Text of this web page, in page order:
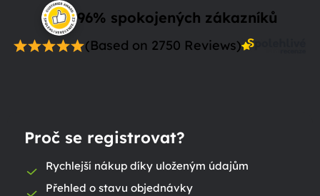
96% spokojených zákazníků
(Based on 2750 Reviews)
Proč se registrovat?
Rychlejší nákup díky uloženým údajům
Přehled o stavu objednávky